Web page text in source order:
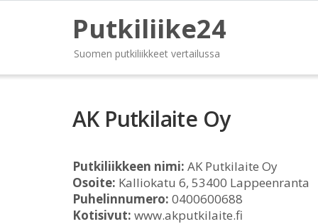
Putkiliike24
Suomen putkiliikkeet vertailussa
AK Putkilaite Oy
Putkiliikkeen nimi: AK Putkilaite Oy
Osoite: Kalliokatu 6, 53400 Lappeenranta
Puhelinnumero: 0400600688
Kotisivut: www.akputkilaite.fi